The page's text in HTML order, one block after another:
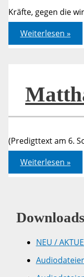
Kräfte, gegen die
Matthäus
28,1-
10
Weiterlesen »
(Predigttext am 6.
Matthäus
28,16-
20
Weiterlesen »
Downloads
NEU /